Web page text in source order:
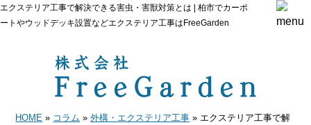
エクステリア工事で解決できる害虫・害獣対策とは | 柏市でカーポ
ートやウッドデッキ設置などエクステリア工事はFreeGarden
HOME » コラム »外構・エクステリア工事 » エクステリア工事で解